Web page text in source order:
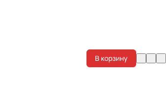
В корзину